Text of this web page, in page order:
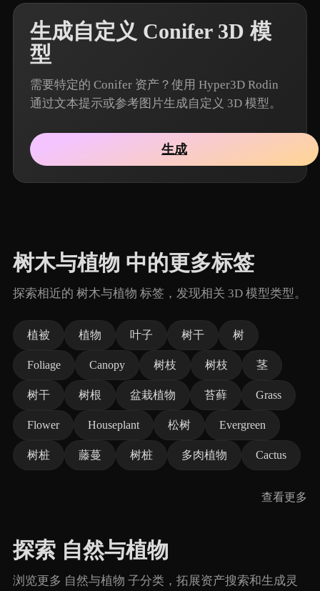
生成自定义 Conifer 3D 模
型
需要特定的 Conifer 资产？使用 Hyper3D Rodin
通过文本提示或参考图片生成自定义 3D 模型。
生成
树木与植物 中的更多标签
探索相近的 树木与植物 标签，发现相关 3D 模型类型。
植被 植物 叶子 树干 树
Foliage Canopy 树枝 树枝 茎
树干 树根 盆栽植物 苔藓 Grass
Flower Houseplant 松树 Evergreen
树桩 藤蔓 树桩 多肉植物 Cactus
查看更多
探索 自然与植物
浏览更多 自然与植物 子分类，拓展资产搜索和生成灵